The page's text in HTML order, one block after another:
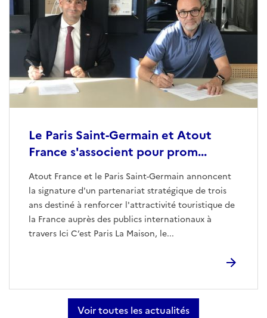
Le Paris Saint-Germain et Atout
France s'associent pour prom...
Atout France et le Paris Saint-Germain annoncent
la signature d'un partenariat stratégique de trois
ans destiné à renforcer l'attractivité touristique de
la France auprès des publics internationaux à
travers Ici C’est Paris La Maison, le...
Voir toutes les actualités